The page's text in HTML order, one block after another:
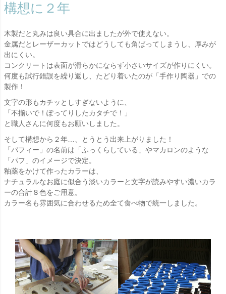
構想に２年
木製だと丸みは良い具合に出ましたが外で使えない。
金属だとレーザーカットではどうしても角ばってしまうし、厚みが
出にくい。
コンクリートは表面が滑らかにならず小さいサイズが作りにくい。
何度も試行錯誤を繰り返し、たどり着いたのが「手作り陶器」での
製作！
文字の形もカチッとしすぎないように、
「不揃いで！ぽってりしたカタチで！」
と職人さんに何度もお願いしました。
そして構想から２年…、とうとう出来上がりました！
「パフィー」の名前は「ふっくらしている」やマカロンのような
「パフ」のイメージで決定。
釉薬をかけて作ったカラーは、
ナチュラルなお庭に似合う淡いカラーと文字が読みやすい濃いカラ
ーの合計８色をご用意。
カラー名も雰囲気に合わせるため全て食べ物で統一しました。